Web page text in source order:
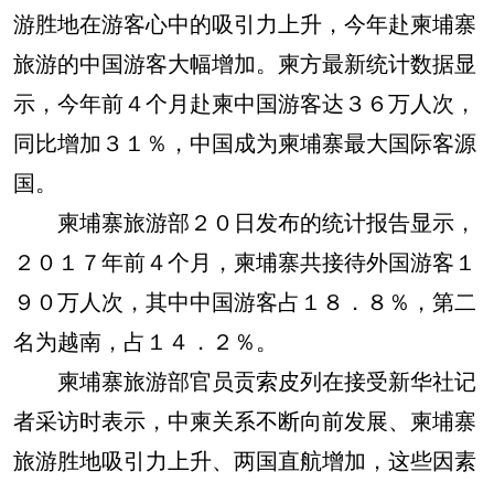
游胜地在游客心中的吸引力上升，今年赴柬埔寨
旅游的中国游客大幅增加。柬方最新统计数据显
示，今年前４个月赴柬中国游客达３６万人次，
同比增加３１％，中国成为柬埔寨最大国际客源
国。
柬埔寨旅游部２０日发布的统计报告显示，
２０１７年前４个月，柬埔寨共接待外国游客１
９０万人次，其中中国游客占１８．８％，第二
名为越南，占１４．２％。
柬埔寨旅游部官员贡索皮列在接受新华社记
者采访时表示，中柬关系不断向前发展、柬埔寨
旅游胜地吸引力上升、两国直航增加，这些因素